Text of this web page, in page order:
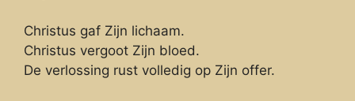
Christus gaf Zijn lichaam.
Christus vergoot Zijn bloed.
De verlossing rust volledig op Zijn offer.